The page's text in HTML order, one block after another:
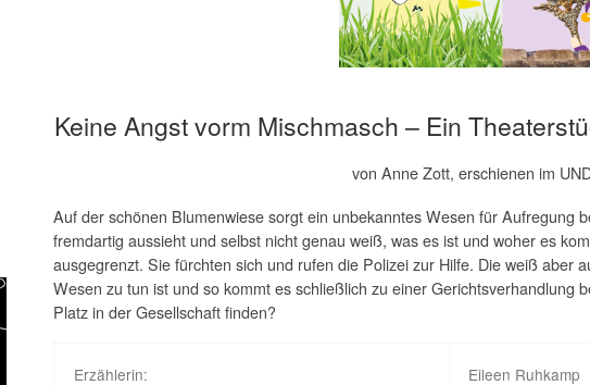
Keine Angst vorm Mischmasch – Ein
von Anne Zott, erschienen im
Auf der schönen Blumenwiese sorgt ein unbekanntes Wesen für Aufregung
fremdartig aussieht und selbst nicht genau weiß, was es ist und woher es
ausgegrenzt. Sie fürchten sich und rufen die Polizei zur Hilfe. Die weiß aber
Wesen zu tun ist und so kommt es schließlich zu einer
Platz in der Gesellschaft finden?
Erzählerin: Eileen Ruhkamp